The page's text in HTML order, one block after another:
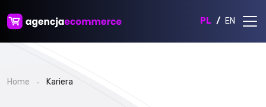
PL EN
Home Kariera